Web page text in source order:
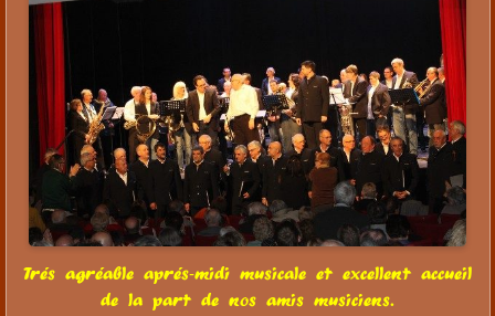
Trés agréable aprés-midi musicale et excellent accueil
de la part de nos amis musiciens.